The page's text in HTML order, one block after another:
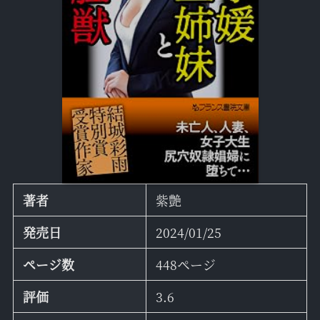
著者
紫艶
発売日
2024/01/25
ページ数
448ページ
評価
3.6